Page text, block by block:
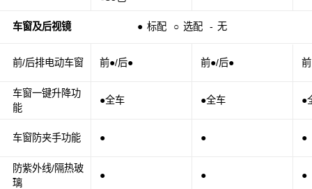
车窗及后视镜 ● 标配 ○ 选配 - 无
前/后排电动车窗
车窗一键升降功
能
车窗防夹手功能
防紫外线/隔热玻
璃
前●/后● 前●/后●
●全车 ●全车 ●
● ● ●
● ● ●